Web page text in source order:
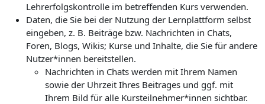
Lehrerfolgskontrolle im betreffenden Kurs verwenden.
Daten, die Sie bei der Nutzung der Lernplattform selbst
eingeben, z. B. Beiträge bzw. Nachrichten in Chats,
Foren, Blogs, Wikis; Kurse und Inhalte, die Sie für andere
Nutzer*innen bereitstellen.
Nachrichten in Chats werden mit Ihrem Namen
sowie der Uhrzeit Ihres Beitrages und ggf. mit
Ihrem Bild für alle Kursteilnehmer*innen sichtbar.